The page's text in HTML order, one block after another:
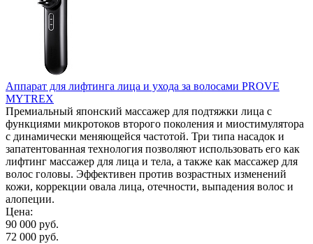
Аппарат для лифтинга лица и ухода за волосами PROVE
MYTREX
Премиальный японский массажер для подтяжки лица с
функциями микротоков второго поколения и миостимулятора
с динамически меняющейся частотой. Три типа насадок и
запатентованная технология позволяют использовать его как
лифтинг массажер для лица и тела, а также как массажер для
волос головы. Эффективен против возрастных изменений
кожи, коррекции овала лица, отечности, выпадения волос и
алопеции.
Цена:
90 000 руб.
72 000 руб.